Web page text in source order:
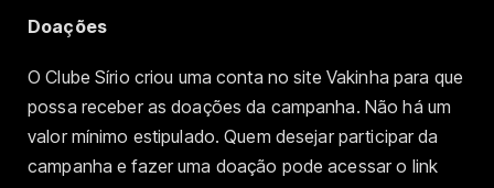
Doações
O Clube Sírio criou uma conta no site Vakinha para que
possa receber as doações da campanha. Não há um
valor mínimo estipulado. Quem desejar participar da
campanha e fazer uma doação pode acessar o link